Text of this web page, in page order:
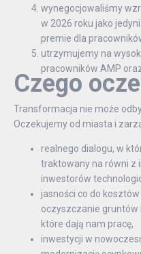
wynegocjowaliśmy
w 2026 roku jako
premie dla
utrzymujemy na
pracowników AMP
Czego
Transformacja nie może
Oczekujemy od miasta i
realnego dialogu, w
traktowany na równi z
inwestorów
jasności co do
oczyszczanie gruntów
które dają nam pracę,
inwestycji w